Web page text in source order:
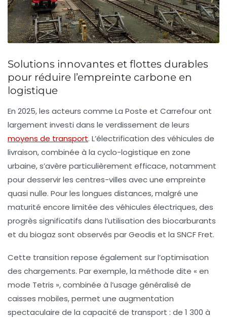
Solutions innovantes et flottes durables
pour réduire l’empreinte carbone en
logistique
En 2025, les acteurs comme La Poste et Carrefouront
largement investi dans le verdissement de leurs
moyens de transport. L’électrification des véhicules de
livraison, combinée à la cyclo-logistique en zone
urbaine, s’avère particulièrement efficace, notamment
pour desservir les centres-villes avec une empreinte
quasi nulle. Pour les longues distances, malgré une
maturité encore limitée des véhicules électriques, des
progrès significatifs dans l’utilisation des biocarburants
et du biogaz sont observés parGeodis et la SNCF Fret.
Cette transition repose également sur l’optimisation
des chargements. Par exemple, la méthode dite « en
mode Tetris », combinée à l’usage généralisé de
caisses mobiles, permet une augmentation
spectaculaire de la capacité de transport : de 1 300 à